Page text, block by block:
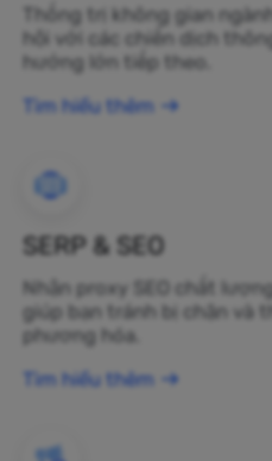
Thống trị không gian
hội với các chiến dịch
hướng lớn tiếp theo.
Tìm hiểu thêm
SERP & SEO
Nhận proxy SEO chất
giúp bạn tránh bị chặn và
phương hóa.
Tìm hiểu thêm